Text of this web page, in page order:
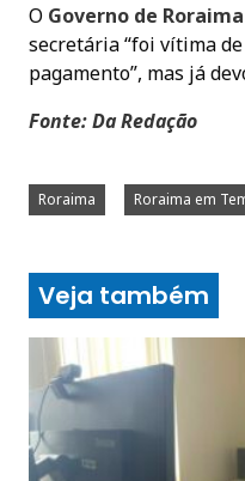
O Governo de Roraima
secretária “foi vítima
pagamento”, mas já
Fonte: Da Redação
Roraima Roraima em
Veja também